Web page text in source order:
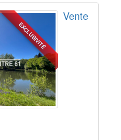
EXCLUSIVITÉ
Vente